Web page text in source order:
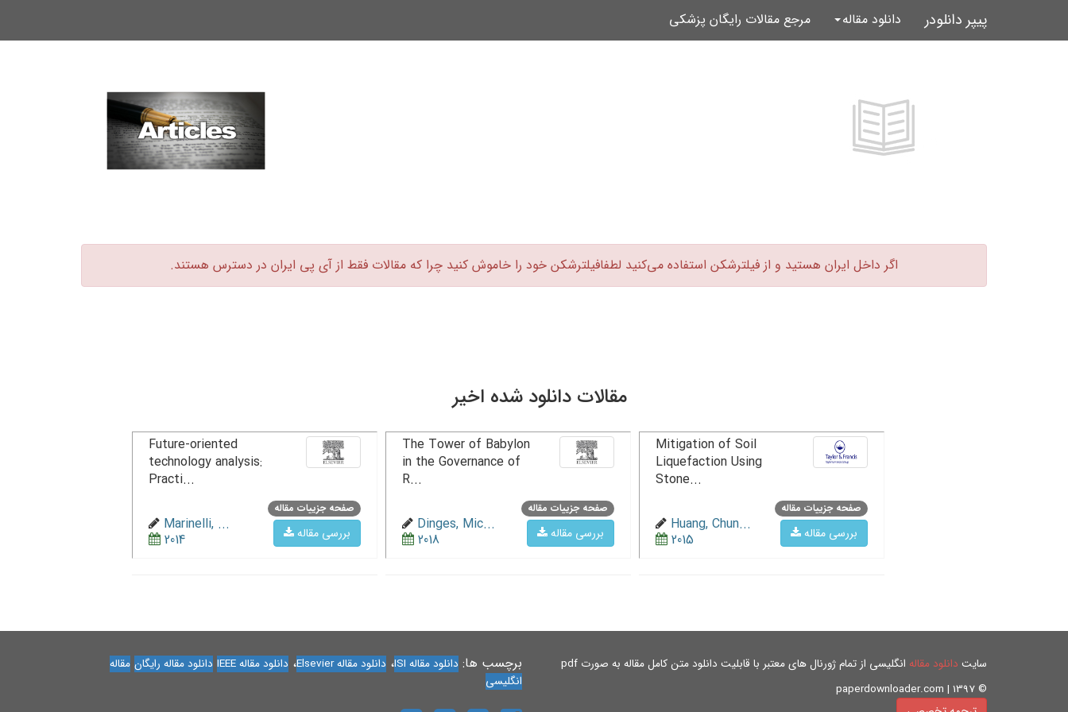
پیپر دانلودر دانلود مقاله مرجع مقالات رایگان پزشکی
اگر داخل ایران هستید و از فیلترشکن استفاده می‌کنید لطفافیلترشکن خود را خاموش کنید چرا که مقالات فقط از آی پی ایران در دسترس هستند.‏
مقالات دانلود شده اخیر
صفحه جزییات مقاله
بررسی مقاله
Mitigation of Soil
Liquefaction Using
Stone...
Huang, Chun...
2015
صفحه جزییات مقاله
بررسی مقاله
The Tower of Babylon
in the Governance of
R...
Dinges, Mic...
2018
صفحه جزییات مقاله
بررسی مقاله
Future-oriented
technology analysis:
Practi...
Marinelli, ...
2014
سایت دانلود مقاله انگلیسی از تمام ژورنال های معتبر با قابلیت دانلود متن کامل مقاله به صورت pdf
© paperdownloader.com | 1397
برچسب ها: دانلود مقاله ISI ، دانلود مقاله Elsevier ، دانلود مقاله IEEE دانلود مقاله رایگان مقاله
انگلیسی